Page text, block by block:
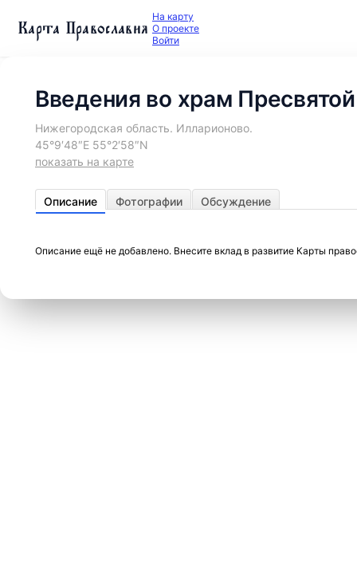
Карта Православия На карту
О проекте
Войти
Введения во храм
Нижегородская область. Илларионово.
45°9′48″E 55°2′58″N
показать на карте
Описание Фотографии Обсуждение
Описание ещё не добавлено. Внесите вклад в развитие Карты